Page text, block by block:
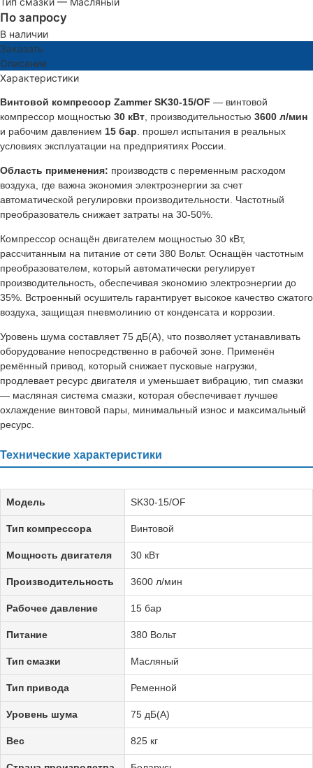
По запросу
В наличии
Заказать
Описание
Характеристики
Винтовой компрессор Zammer SK30-15/OF — винтовой
компрессор мощностью 30 кВт , производительностью 3600 л/мин
и рабочим давлением 15 бар . прошел испытания в реальных
условиях эксплуатации на предприятиях России.
Область применения: производств с переменным расходом
воздуха, где важна экономия электроэнергии за счет
автоматической регулировки производительности. Частотный
преобразователь снижает затраты на 30-50%.
Компрессор оснащён двигателем мощностью 30 кВт,
рассчитанным на питание от сети 380 Вольт. Оснащён частотным
преобразователем, который автоматически регулирует
производительность, обеспечивая экономию электроэнергии до
35%. Встроенный осушитель гарантирует высокое качество сжатого
воздуха, защищая пневмолинию от конденсата и коррозии.
Уровень шума составляет 75 дБ(А), что позволяет устанавливать
оборудование непосредственно в рабочей зоне. Применён
ремённый привод, который снижает пусковые нагрузки,
продлевает ресурс двигателя и уменьшает вибрацию, тип смазки
— масляная система смазки, которая обеспечивает лучшее
охлаждение винтовой пары, минимальный износ и максимальный
ресурс.
Технические характеристики
Модель SK30-15/OF
Тип компрессора Винтовой
Мощность двигателя 30 кВт
Производительность 3600 л/мин
Рабочее давление 15 бар
Питание 380 Вольт
Тип смазки Масляный
Тип привода Ременной
Уровень шума 75 дБ(А)
Вес 825 кг